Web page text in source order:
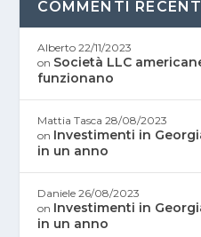
COMMENTI RECENTI
Alberto 22/11/2023
on Società LLC
funzionano
Mattia Tasca 28/08/2023
on Investimenti in
in un anno
Daniele 26/08/2023
on Investimenti in
in un anno